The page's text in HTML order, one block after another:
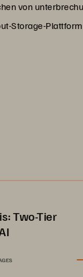
von
Storage-
Two-Tier